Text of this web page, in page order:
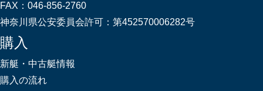
FAX： 046-856-2760
神奈川県公安委員会許可： 第452570006282号
購入
新艇・中古艇情報
購入の流れ